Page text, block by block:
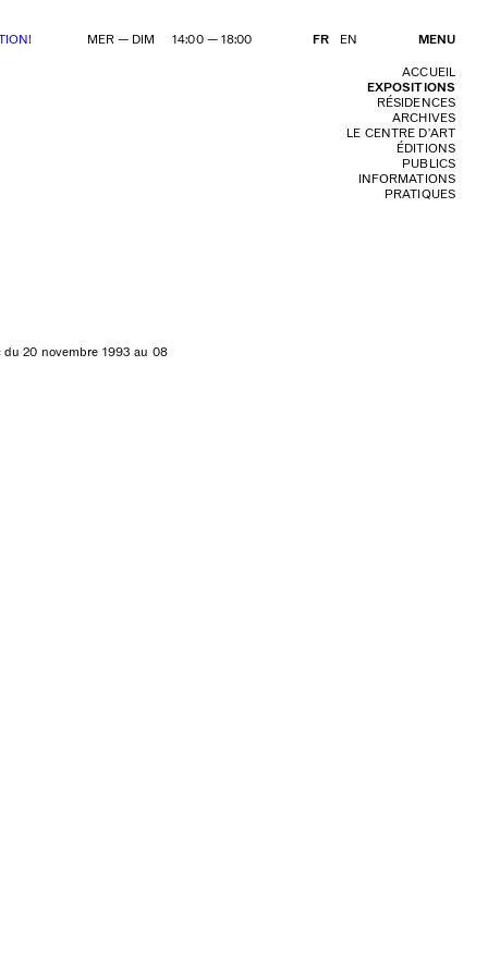
MER — DIM 14:00 — 18:00 FR EN MENU
ACCUEIL
EXPOSITIONS
RÉSIDENCES
ARCHIVES
LE CENTRE D’ART
ÉDITIONS
PUBLICS
INFORMATIONS
PRATIQUES
20 novembre 1993 au 08